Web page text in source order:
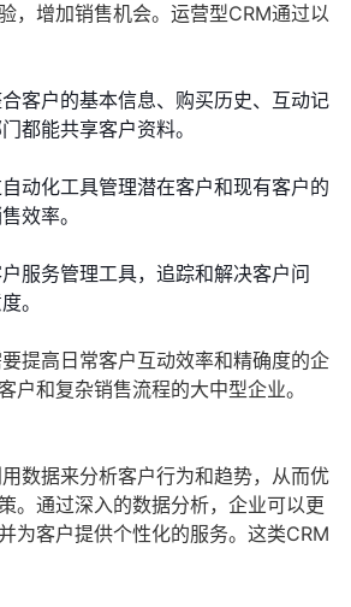
，增加销售机会。运营型CRM通过以
合客户的基本信息、购买历史、互动记
都能共享客户资料。
自动化工具管理潜在客户和现有客户的
效率。
服务管理工具，追踪和解决客户问
。
提高日常客户互动效率和精确度的企
户和复杂销售流程的大中型企业。
数据来分析客户行为和趋势，从而优
。通过深入的数据分析，企业可以更
为客户提供个性化的服务。这类CRM